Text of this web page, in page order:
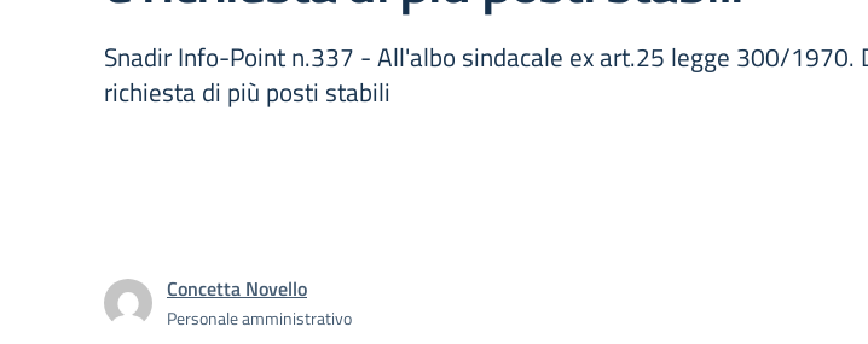
Snadir Info-Point n.337 - All'albo sindacale ex art.25 legge 300/
richiesta di più posti stabili
Concetta Novello
Personale amministrativo